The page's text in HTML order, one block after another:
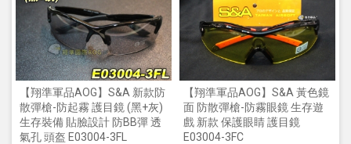
【翔準軍品AOG】S&A 新款防
散彈槍-防起霧 護目鏡 (黑+灰)
生存裝備 貼臉設計 防BB彈 透
氣孔 頭盔 E03004-3FL
【翔準軍品AOG】S&A 黃色鏡
面 防散彈槍-防霧眼鏡 生存遊
戲 新款 保護眼睛 護目鏡
E03004-3FC